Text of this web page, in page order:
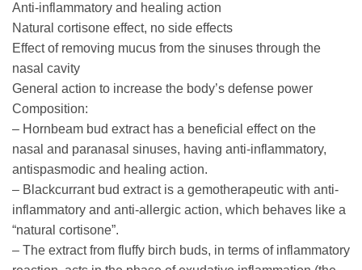
Anti-inflammatory and healing action
Natural cortisone effect, no side effects
Effect of removing mucus from the sinuses through the
nasal cavity
General action to increase the body’s defense power
Composition:
– Hornbeam bud extract has a beneficial effect on the
nasal and paranasal sinuses, having anti-inflammatory,
antispasmodic and healing action.
– Blackcurrant bud extract is a gemotherapeutic with anti-
inflammatory and anti-allergic action, which behaves like a
“natural cortisone”.
– The extract from fluffy birch buds, in terms of inflammatory